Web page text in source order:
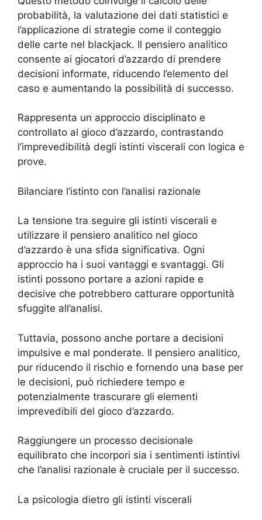
probabilità, la valutazione dei dati statistici e
l’applicazione di strategie come il conteggio
delle carte nel blackjack. Il pensiero analitico
consente ai giocatori d’azzardo di prendere
decisioni informate, riducendo l’elemento del
caso e aumentando la possibilità di successo.
Rappresenta un approccio disciplinato e
controllato al gioco d’azzardo, contrastando
l’imprevedibilità degli istinti viscerali con logica e
prove.
Bilanciare l’istinto con l’analisi razionale
La tensione tra seguire gli istinti viscerali e
utilizzare il pensiero analitico nel gioco
d’azzardo è una sfida significativa. Ogni
approccio ha i suoi vantaggi e svantaggi. Gli
istinti possono portare a azioni rapide e
decisive che potrebbero catturare opportunità
sfuggite all’analisi.
Tuttavia, possono anche portare a decisioni
impulsive e mal ponderate. Il pensiero analitico,
pur riducendo il rischio e fornendo una base per
le decisioni, può richiedere tempo e
potenzialmente trascurare gli elementi
imprevedibili del gioco d’azzardo.
Raggiungere un processo decisionale
equilibrato che incorpori sia i sentimenti istintivi
che l’analisi razionale è cruciale per il successo.
La psicologia dietro gli istinti viscerali